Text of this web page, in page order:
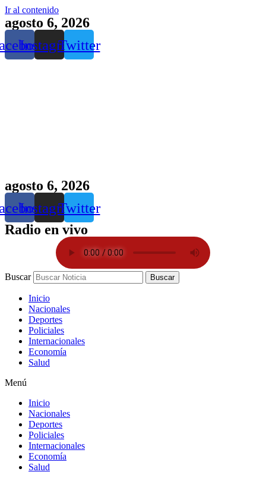
Ir al contenido
agosto 6, 2026
InstagramTwitter
agosto 6, 2026
InstagramTwitter
Radio en vivo
Buscar Buscar
Inicio
Nacionales
Deportes
Policiales
Internacionales
Economía
Salud
Menú
Inicio
Nacionales
Deportes
Policiales
Internacionales
Economía
Salud